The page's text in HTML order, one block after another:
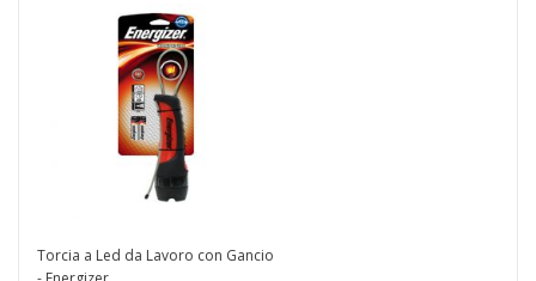
Torcia a Led da Lavoro con Gancio